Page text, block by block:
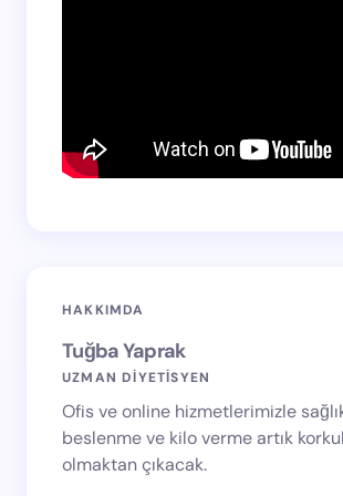
HAKKIMDA
Tuğba Yaprak
UZMAN DİYETİSYEN
Ofis ve online hizmetlerimizle
beslenme ve kilo verme artık
olmaktan çıkacak.